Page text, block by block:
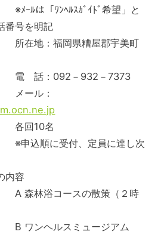
ﾙｽｶﾞｲﾄﾞ希望」と
番号を明記
県糟屋郡宇美町
－932－7373
：
10名
、定員に達し次
内容
スの散策（２時
ミュージアム